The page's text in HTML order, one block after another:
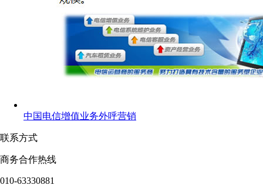
中国电信增值业务外呼营销
联系方式
商务合作热线
010-63330881